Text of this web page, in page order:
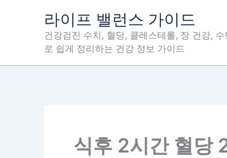
라이프 밸런스 가이드
건강검진 수치, 혈당, 콜레스테롤, 장 건강,
로 쉽게 정리하는 건강 정보 가이드
식후 2시간 혈당